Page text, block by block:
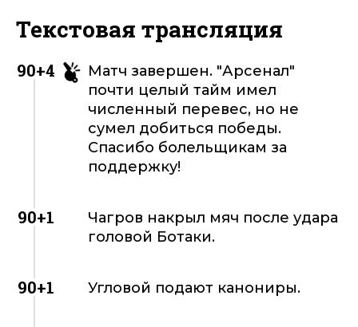
Текстовая трансляция
90+4
Матч завершен. "Арсенал"
почти целый тайм имел
численный перевес, но не
сумел добиться победы.
Спасибо болельщикам за
поддержку!
90+1
Чагров накрыл мяч после удара
головой Ботаки.
90+1 Угловой подают канониры.